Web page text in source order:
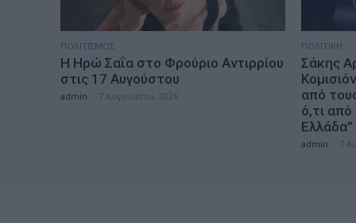
ΠΟΛΙΤΙΣΜΟΣ
Η Ηρώ Σαΐα στο Φρούριο Αντιρρίου
στις 17 Αυγούστου
admin 7 Αυγούστου, 2026
ΠΟΛΙΤΙΚΗ
Σάκης
από
ό,τι από
Ελλάδα”
admin 7